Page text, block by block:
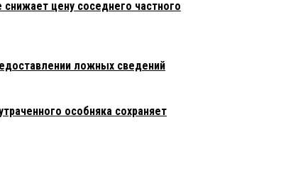
цену соседнего частного
ложных сведений
особняка сохраняет